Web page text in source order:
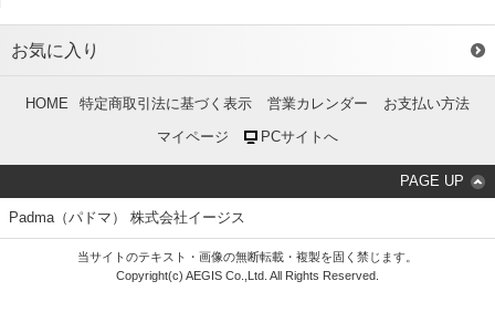
お気に入り
HOME 特定商取引法に基づく表示 営業カレンダー
お支払い方法
マイページ
PCサイトへ
PAGE UP
Padma（パドマ） 株式会社イージス
当サイトのテキスト・画像の無断転載・複製を固く禁じます。
Copyright(c) AEGIS Co.,Ltd. All Rights Reserved.